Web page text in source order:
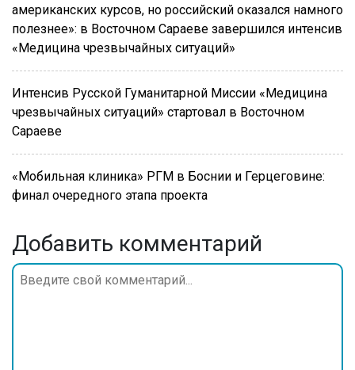
американских курсов, но российский оказался намного
полезнее»: в Восточном Сараеве завершился интенсив
«Медицина чрезвычайных ситуаций»
Интенсив Русской Гуманитарной Миссии «Медицина
чрезвычайных ситуаций» стартовал в Восточном
Сараеве
«Мобильная клиника» РГМ в Боснии и Герцеговине:
финал очередного этапа проекта
Добавить комментарий